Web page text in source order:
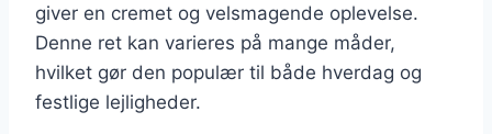
giver en cremet og velsmagende oplevelse.
Denne ret kan varieres på mange måder,
hvilket gør den populær til både hverdag og
festlige lejligheder.